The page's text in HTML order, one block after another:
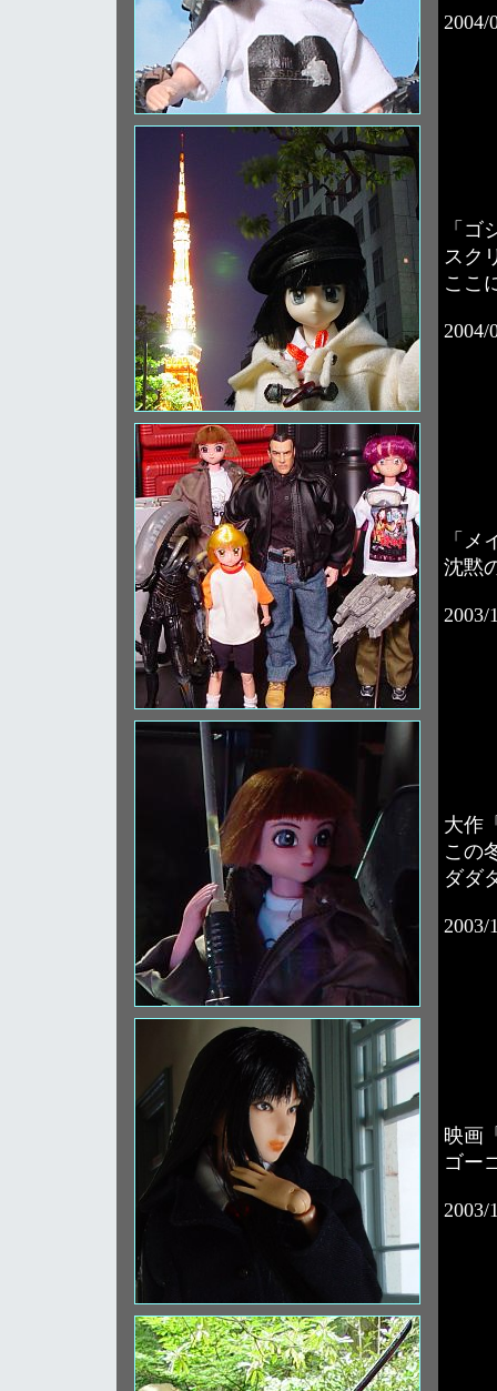
2004/
「
スク
ここ
2004/
「
沈黙
2003/
大作
この
ダダ
2003/
映画
ゴー
2003/